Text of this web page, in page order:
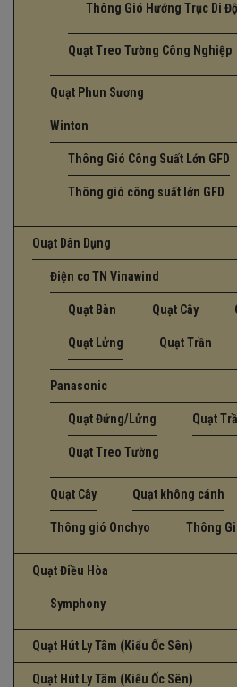
Thông Gió Hướng Trục Di
Quạt Treo Tường Công Nghiệp
Quạt Phun Sương
Winton
Thông Gió Công Suất Lớn GFD
Thông gió công suất lớn GFD
Quạt Dân Dụng
Điện cơ TN Vinawind
Quạt Bàn Quạt Cây
Quạt Lửng Quạt Trần
Panasonic
Quạt Đứng/Lửng Quạt
Quạt Treo Tường
Quạt Cây Quạt không cánh
Thông gió Onchyo Thông
Quạt Điều Hòa
Symphony
Quạt Hút Ly Tâm (Kiểu Ốc Sên)
Quạt Hút Ly Tâm (Kiểu Ốc Sên)